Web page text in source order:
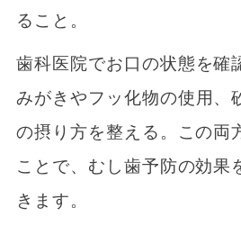
ること。
歯科医院でお口の状態を確
みがきやフッ化物の使用、
の摂り方を整える。この両
ことで、むし歯予防の効果
きます。